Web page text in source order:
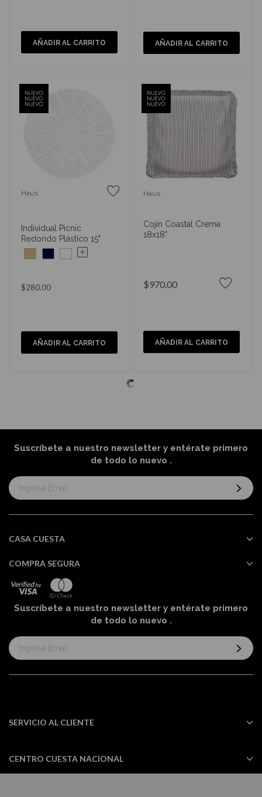
AÑADIR AL CARRITO AÑADIR AL CARRITO
Haus
Individual Picnic
Redondo Plástico 15"
$280.00
AÑADIR AL CARRITO
Haus
Cojín Coastal Crema
18x18"
$970.00
AÑADIR AL CARRITO
Suscríbete a nuestro newsletter y entérate primero
de todo lo nuevo .
Suscríbase
al
informativo:
CASA CUESTA
COMPRA SEGURA
Suscríbete a nuestro newsletter y entérate primero
de todo lo nuevo .
Suscríbase
al
informativo:
SERVICIO AL CLIENTE
CENTRO CUESTA NACIONAL